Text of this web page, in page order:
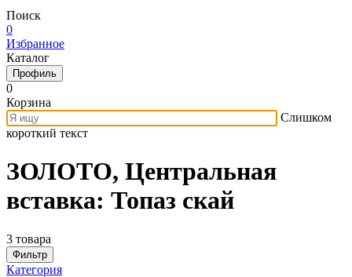
Поиск
0
Избранное
Каталог
Профиль
0
Корзина
Слишком
короткий текст
ЗОЛОТО, Центральная
вставка: Топаз скай
3 товара
Фильтр
Категория